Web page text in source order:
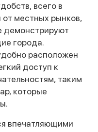
всего в
от местных рынков,
демонстрируют
города.
расположен
доступ к
таким
которые
впечатляющими